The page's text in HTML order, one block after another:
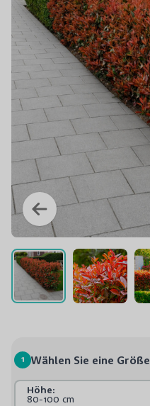
1 Wählen Sie eine Größe
Höhe:
80-100 cm